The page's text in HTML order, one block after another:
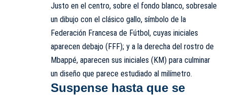
Justo en el centro, sobre el fondo blanco, sobresale
un dibujo con el clásico gallo, símbolo de la
Federación Francesa de Fútbol, cuyas iniciales
aparecen debajo (FFF); y a la derecha del rostro de
Mbappé, aparecen sus iniciales (KM) para culminar
un diseño que parece estudiado al milímetro.
Suspense hasta que se